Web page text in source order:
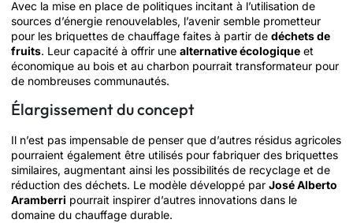
Avec la mise en place de politiques incitant à l’utilisation de
sources d’énergie renouvelables, l’avenir semble prometteur
pour les briquettes de chauffage faites à partir de déchets de
fruits. Leur capacité à offrir une alternative écologique et
économique au bois et au charbon pourrait transformateur pour
de nombreuses communautés.
Élargissement du concept
Il n’est pas impensable de penser que d’autres résidus agricoles
pourraient également être utilisés pour fabriquer des briquettes
similaires, augmentant ainsi les possibilités de recyclage et de
réduction des déchets. Le modèle développé par José Alberto
Aramberri pourrait inspirer d’autres innovations dans le
domaine du chauffage durable.